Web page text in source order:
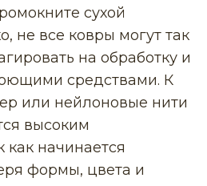
сухой
не все ковры могут так
на обработку и
средствами. К
или нейлоновые нити
высоким
как начинается
формы, цвета и